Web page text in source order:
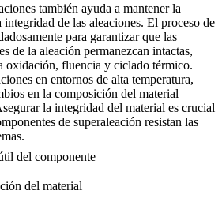
también ayuda a mantener la
de las aleaciones. El proceso de
para garantizar que las
de la aleación permanezcan intactas,
oxidación, fluencia y ciclado térmico.
en entornos de alta temperatura,
en la composición del material
la integridad del material es crucial
de superaleación resistan las
del componente
del material